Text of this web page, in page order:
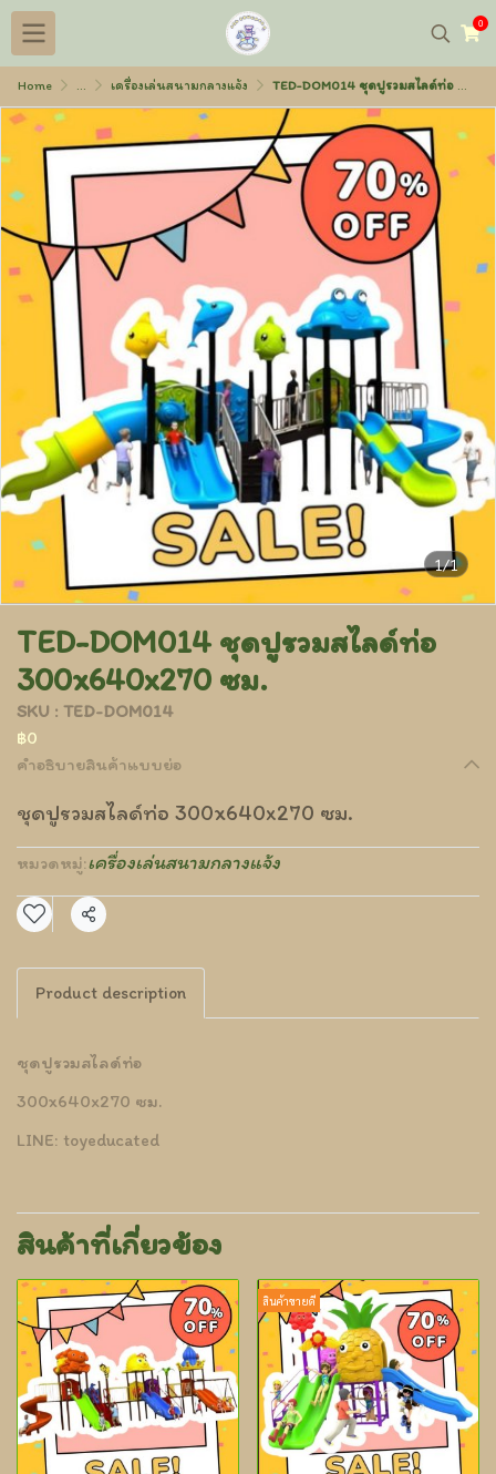
0
Home ... เครื่องเล่นสนามกลางแจ้ง TED-DOM014 ชุดปูรวมสไลด์ท่อ 300x640x270 ซม.
1/1
TED-DOM014 ชุดปูรวมสไลด์ท่อ
300x640x270 ซม.
SKU : TED-DOM014
฿0
คำอธิบายสินค้าแบบย่อ
ชุดปูรวมสไลด์ท่อ 300x640x270 ซม.
หมวดหมู่:เครื่องเล่นสนามกลางแจ้ง
แชร์
Product description
ชุดปูรวมสไลด์ท่อ
300x640x270 ซม.
LINE: toyeducated
สินค้าที่เกี่ยวข้อง
สินค้าขายดี